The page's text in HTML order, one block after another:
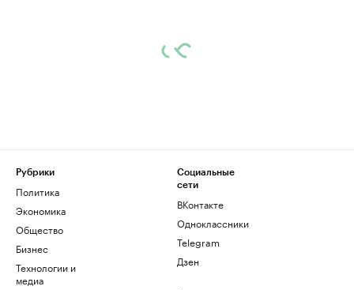
Рубрики
Политика
Экономика
Общество
Бизнес
Технологии и
медиа
Социальные
сети
ВКонтакте
Одноклассники
Telegram
Дзен